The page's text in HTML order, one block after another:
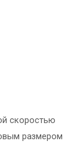
скоростью
размером